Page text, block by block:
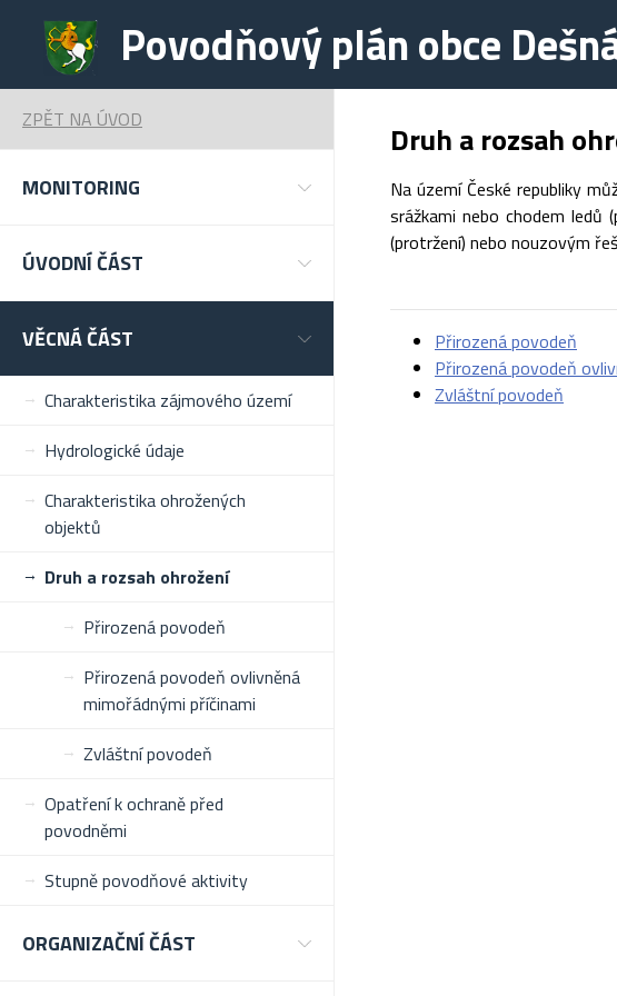
Povodňový plán obce
ZPĚT NA ÚVOD
MONITORING
ÚVODNÍ ČÁST
VĚCNÁ ČÁST
Charakteristika zájmového území
Hydrologické údaje
Charakteristika ohrožených
objektů
Druh a rozsah ohrožení
Přirozená povodeň
Přirozená povodeň ovlivněná
mimořádnými příčinami
Zvláštní povodeň
Opatření k ochraně před
povodněmi
Stupně povodňové aktivity
ORGANIZAČNÍ ČÁST
Druh a rozsah
Na území České republiky
srážkami nebo chodem ledů
(protržení) nebo nouzovým
Přirozená povodeň
Přirozená povodeň
Zvláštní povodeň